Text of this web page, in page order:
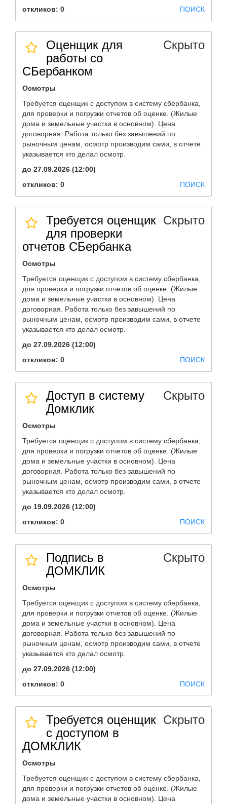
откликов: 0 ПОИСК
Оценщик для
работы со
СБербанком
Скрыто
Осмотры
Требуется оценщик с доступом в систему сбербанка,
для проверки и погрузки отчетов об оценке. (Жилые
дома и земельные участки в основном). Цена
договорная. Работа только без завышений по
рыночным ценам, осмотр производим сами, в отчете
указывается кто делал осмотр.
до 27.09.2026 (12:00)
откликов: 0
ПОИСК
Требуется оценщик
для проверки
отчетов СБербанка
Скрыто
Осмотры
Требуется оценщик с доступом в систему сбербанка,
для проверки и погрузки отчетов об оценке. (Жилые
дома и земельные участки в основном). Цена
договорная. Работа только без завышений по
рыночным ценам, осмотр производим сами, в отчете
указывается кто делал осмотр.
до 27.09.2026 (12:00)
откликов: 0
ПОИСК
Доступ в систему
Домклик
Скрыто
Осмотры
Требуется оценщик с доступом в систему сбербанка,
для проверки и погрузки отчетов об оценке. (Жилые
дома и земельные участки в основном). Цена
договорная. Работа только без завышений по
рыночным ценам, осмотр производим сами, в отчете
указывается кто делал осмотр.
до 19.09.2026 (12:00)
откликов: 0
ПОИСК
Подпись в
ДОМКЛИК
Скрыто
Осмотры
Требуется оценщик с доступом в систему сбербанка,
для проверки и погрузки отчетов об оценке. (Жилые
дома и земельные участки в основном). Цена
договорная. Работа только без завышений по
рыночным ценам, осмотр производим сами, в отчете
указывается кто делал осмотр.
до 27.09.2026 (12:00)
откликов: 0
ПОИСК
Требуется оценщик
с доступом в
ДОМКЛИК
Скрыто
Осмотры
Требуется оценщик с доступом в систему сбербанка,
для проверки и погрузки отчетов об оценке. (Жилые
дома и земельные участки в основном). Цена